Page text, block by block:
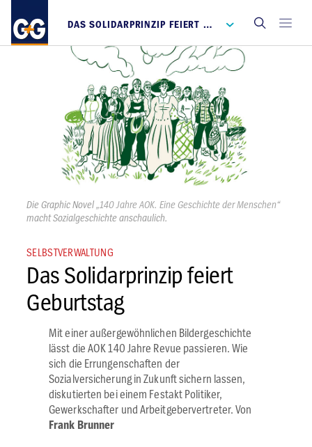
DAS SOLIDARPRINZIP FEIERT GEBURTSTAG
Die Graphic Novel„140 Jahre AOK. Eine Geschichte der Menschen“
macht Sozialgeschichte anschaulich.
SELBSTVERWALTUNG
Das Solidarprinzip feiert
Geburtstag
Mit einer außergewöhnlichen Bildergeschichte
lässt die AOK 140 Jahre Revue passieren. Wie
sich die Errungenschaften der
Sozialversicherung in Zukunft sichern lassen,
diskutierten bei einem Festakt Politiker,
Gewerkschafter und Arbeitgebervertreter. Von
Frank Brunner